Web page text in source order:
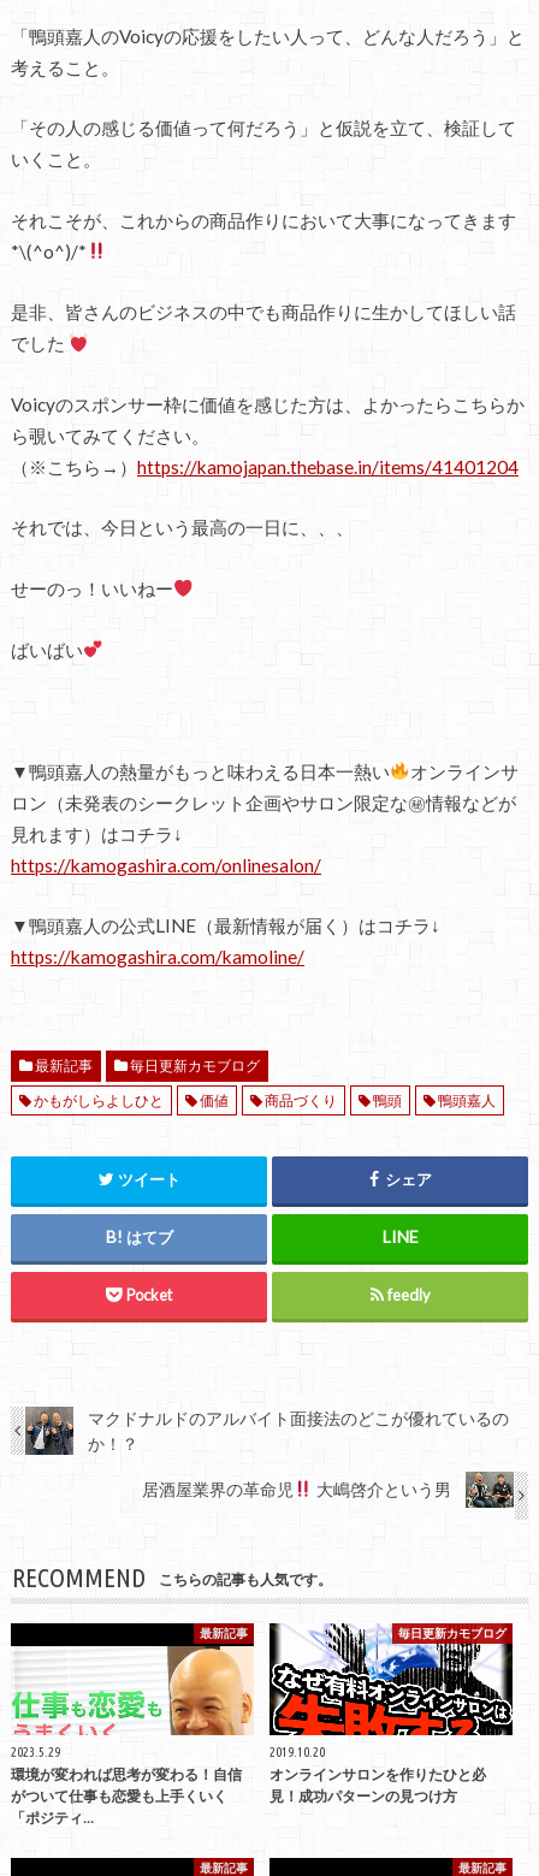
「鴨頭嘉人のVoicyの応援をしたい人って、どんな人だろう」と
考えること。
「その人の感じる価値って何だろう」と仮説を立て、検証して
いくこと。
それこそが、これからの商品作りにおいて大事になってきます
*\(^o^)/*
是非、皆さんのビジネスの中でも商品作りに生かしてほしい話
でした
Voicyのスポンサー枠に価値を感じた方は、よかったらこちらか
ら覗いてみてください。
（※こちら→） https://kamojapan.thebase.in/items/41401204
それでは、今日という最高の一日に、、、
せーのっ！いいねー
ばいばい
▼鴨頭嘉人の熱量がもっと味わえる日本一熱い
オンラインサ
ロン（未発表のシークレット企画やサロン限定な㊙情報などが
見れます）はコチラ↓
https://kamogashira.com/onlinesalon/
▼鴨頭嘉人の公式LINE（最新情報が届く）はコチラ↓
https://kamogashira.com/kamoline/
最新記事
毎日更新カモブログ
かもがしらよしひと
価値 商品づくり 鴨頭 鴨頭嘉人
ツイート シェア
はてブ
Pocket feedly
マクドナルドのアルバイト面接法のどこが優れているの
か！？
居酒屋業界の革命児 大嶋啓介という男
RECOMMEND こちらの記事も人気です。
最新記事
2023.5.29
環境が変われば思考が変わる！自信
がついて仕事も恋愛も上手くいく
「ポジティ…
毎日更新カモブログ
2019.10.20
オンラインサロンを作りたひと必
見！成功パターンの見つけ方
最新記事 最新記事